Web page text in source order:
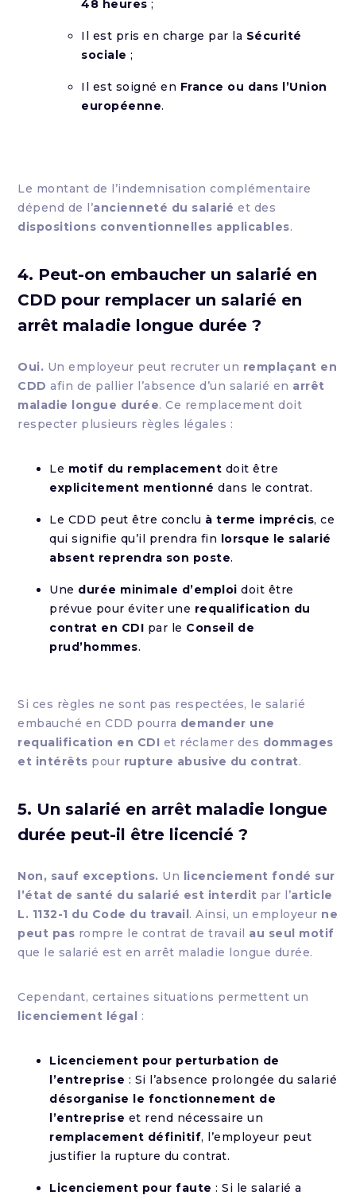
48 heures ;
Il est pris en charge par la Sécurité
sociale ;
Il est soigné en France ou dans l’Union
européenne.
Le montant de l’indemnisation complémentaire
dépend de l’ancienneté du salarié et des
dispositions conventionnelles applicables.
4. Peut-on embaucher un salarié en
CDD pour remplacer un salarié en
arrêt maladie longue durée ?
Oui. Un employeur peut recruter un remplaçant en
CDD afin de pallier l’absence d’un salarié en arrêt
maladie longue durée. Ce remplacement doit
respecter plusieurs règles légales :
Le motif du remplacement doit être
explicitement mentionné dans le contrat.
Le CDD peut être conclu à terme imprécis, ce
qui signifie qu’il prendra fin lorsque le salarié
absent reprendra son poste.
Une durée minimale d’emploi doit être
prévue pour éviter une requalification du
contrat en CDI par le Conseil de
prud’hommes.
Si ces règles ne sont pas respectées, le salarié
embauché en CDD pourra demander une
requalification en CDI et réclamer des dommages
et intérêts pour rupture abusive du contrat.
5. Un salarié en arrêt maladie longue
durée peut-il être licencié ?
Non, sauf exceptions. Un licenciement fondé sur
l’état de santé du salarié est interdit par l’article
L. 1132-1 du Code du travail. Ainsi, un employeur ne
peut pas rompre le contrat de travail au seul motif
que le salarié est en arrêt maladie longue durée.
Cependant, certaines situations permettent un
licenciement légal :
Licenciement pour perturbation de
l’entreprise : Si l’absence prolongée du salarié
désorganise le fonctionnement de
l’entreprise et rend nécessaire un
remplacement définitif, l’employeur peut
justifier la rupture du contrat.
Licenciement pour faute : Si le salarié a